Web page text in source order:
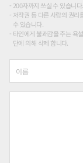
200자까지 쓰실 수 있습니
저작권 등 다른 사람의 권리
수 있습니다.
타인에게 불쾌감을 주는 욕
단에 의해 삭제 합니다.